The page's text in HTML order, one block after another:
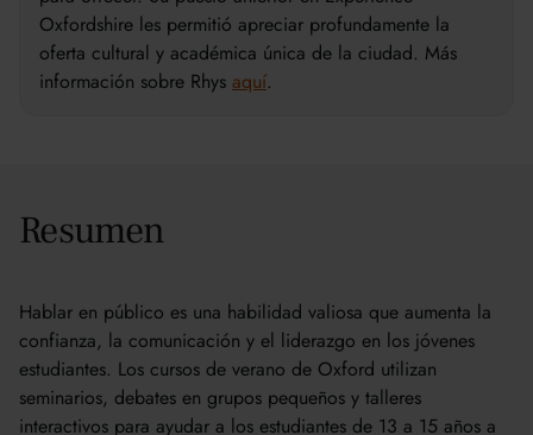
Oxfordshire les permitió apreciar profundamente la
oferta cultural y académica única de la ciudad. Más
información sobre Rhys aquí.
Resumen
Hablar en público es una habilidad valiosa que aumenta la
confianza, la comunicación y el liderazgo en los jóvenes
estudiantes. Los cursos de verano de Oxford utilizan
seminarios, debates en grupos pequeños y talleres
interactivos para ayudar a los estudiantes de 13 a 15 años a